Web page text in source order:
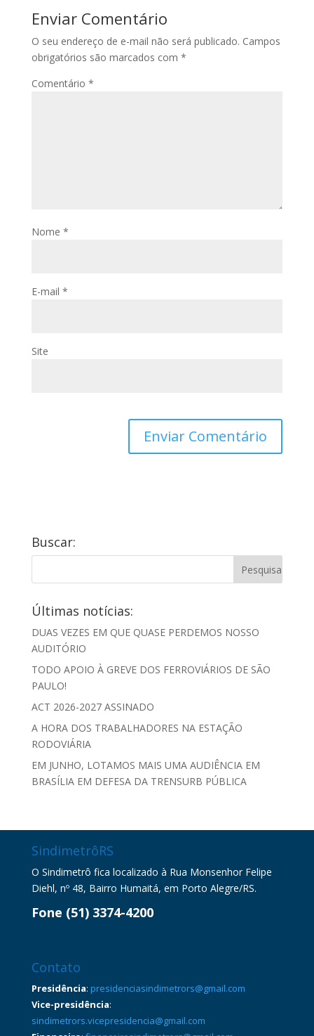
Enviar Comentário
O seu endereço de e-mail não será publicado. Campos
obrigatórios são marcados com *
Comentário *
Nome *
E-mail *
Site
Buscar:
Últimas notícias:
DUAS VEZES EM QUE QUASE PERDEMOS NOSSO
AUDITÓRIO
TODO APOIO À GREVE DOS FERROVIÁRIOS DE SÃO
PAULO!
ACT 2026-2027 ASSINADO
A HORA DOS TRABALHADORES NA ESTAÇÃO
RODOVIÁRIA
EM JUNHO, LOTAMOS MAIS UMA AUDIÊNCIA EM
BRASÍLIA EM DEFESA DA TRENSURB PÚBLICA
SindimetrôRS
O Sindimetrô fica localizado à Rua Monsenhor Felipe
Diehl, nº 48, Bairro Humaitá, em Porto Alegre/RS.
Fone (51) 3374-4200
Contato
Presidência: presidenciasindimetrors@gmail.com
Vice-presidência:
sindimetrors.vicepresidencia@gmail.com